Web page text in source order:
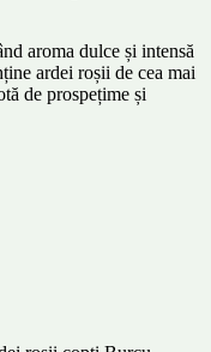
aroma dulce și intensă
ardei roșii de cea mai
de prospețime și